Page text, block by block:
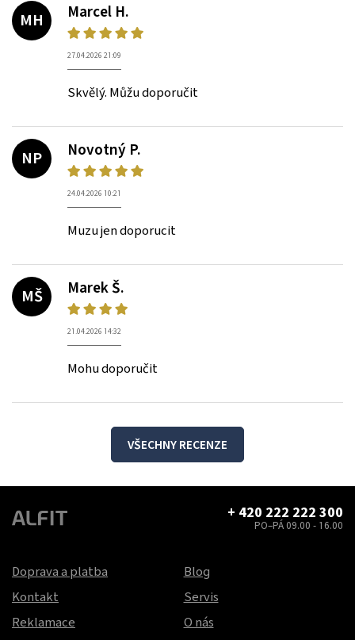
MH
Marcel H.
27.04.2026 21:09
Skvělý. Můžu doporučit
NP
Novotný P.
24.04.2026 10:21
Muzu jen doporucit
MŠ
Marek Š.
21.04.2026 14:32
Mohu doporučit
VŠECHNY RECENZE
+ 420 222 222 300
PO–PÁ 09.00 - 16.00
Doprava a platba
Kontakt
Reklamace
Blog
Servis
O nás